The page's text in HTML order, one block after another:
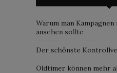
Warum man
ansehen sollte
Der schönste
Oldtimer können mehr